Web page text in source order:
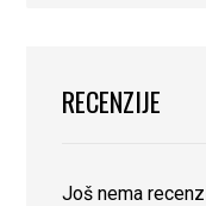
RECENZIJE
Još nema